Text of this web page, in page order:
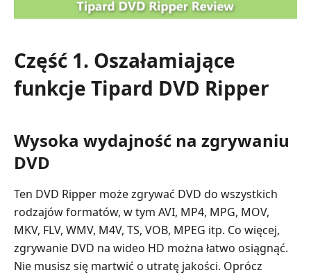
Część 1. Oszałamiające
funkcje Tipard DVD Ripper
Wysoka wydajność na zgrywaniu
DVD
Ten DVD Ripper może zgrywać DVD do wszystkich
rodzajów formatów, w tym AVI, MP4, MPG, MOV,
MKV, FLV, WMV, M4V, TS, VOB, MPEG itp. Co więcej,
zgrywanie DVD na wideo HD można łatwo osiągnąć.
Nie musisz się martwić o utratę jakości. Oprócz